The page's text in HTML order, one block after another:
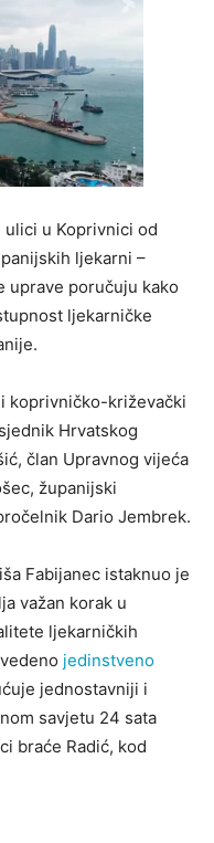
ulici u Koprivnici od
ljekarni –
uprave poručuju kako
ljekarničke
koprivničko-križevački
Hrvatskog
član Upravnog vijeća
županijski
Dario Jembrek.
Fabijanec istaknuo je
važan korak u
ljekarničkih
jedinstveno
jednostavniji i
savjetu 24 sata
braće Radić, kod